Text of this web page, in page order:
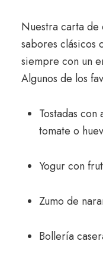
Nuestra carta de
sabores clásicos
siempre con un
Algunos de los
Tostadas
tomate o
Yogur con
Zumo de
Bollería